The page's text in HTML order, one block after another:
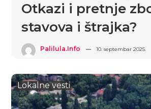
Otkazi i pretnje
stavova i štrajka?
Palilula.info 10. septembar 2025.
Lokalne vesti